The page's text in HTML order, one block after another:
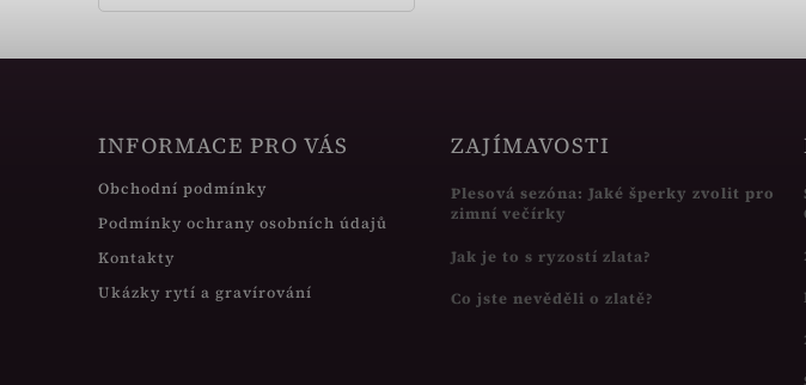
INFORMACE PRO VÁS
Obchodní podmínky
Podmínky ochrany osobních údajů
Kontakty
Ukázky rytí a gravírování
ZAJÍMAVOSTI
Plesová sezóna: Jaké šperky zvolit pro
zimní večírky
Jak je to s ryzostí zlata?
Co jste nevěděli o zlatě?